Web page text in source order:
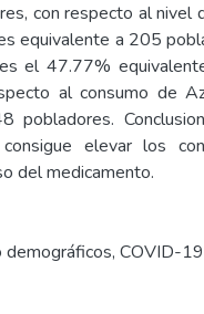
con respecto al nivel
equivalente a 205
el 47.77%
al consumo de
pobladores.
elevar los
del medicamento.
demográficos, COVID-19